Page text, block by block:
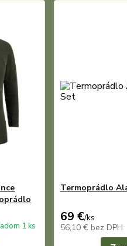
1 ks
Termoprádlo
69 €/ks
56,10 € bez DPH